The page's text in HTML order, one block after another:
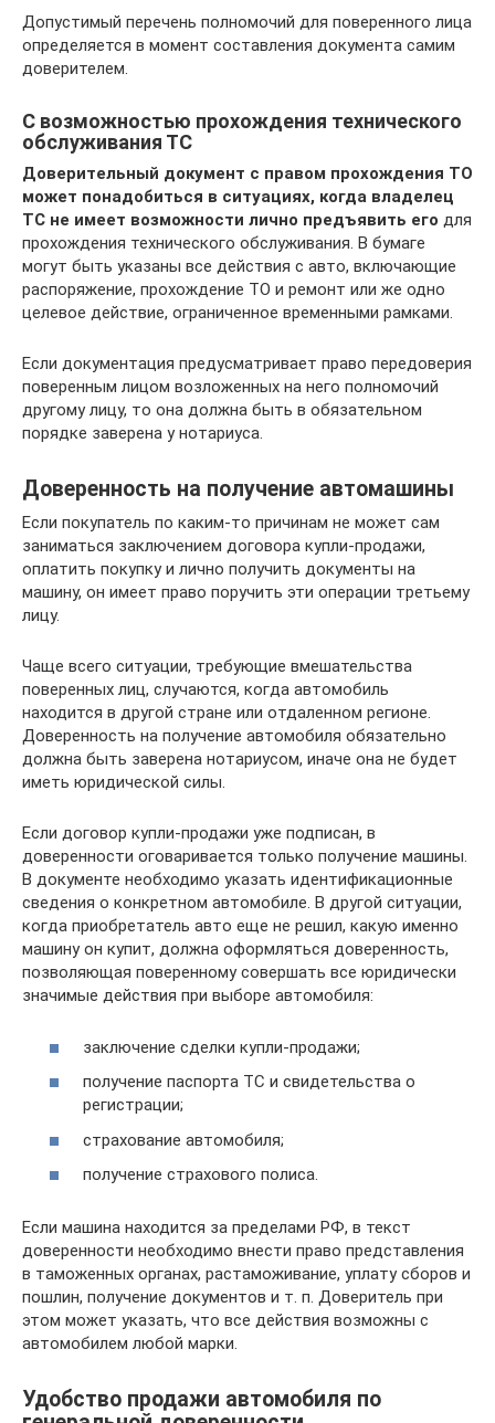
Допустимый перечень полномочий для поверенного лица
определяется в момент составления документа самим
доверителем.
С возможностью прохождения технического
обслуживания ТС
Доверительный документ с правом прохождения ТО
может понадобиться в ситуациях, когда владелец
ТС не имеет возможности лично предъявить его для
прохождения технического обслуживания. В бумаге
могут быть указаны все действия с авто, включающие
распоряжение, прохождение ТО и ремонт или же одно
целевое действие, ограниченное временными рамками.
Если документация предусматривает право передоверия
поверенным лицом возложенных на него полномочий
другому лицу, то она должна быть в обязательном
порядке заверена у нотариуса.
Доверенность на получение автомашины
Если покупатель по каким-то причинам не может сам
заниматься заключением договора купли-продажи,
оплатить покупку и лично получить документы на
машину, он имеет право поручить эти операции третьему
лицу.
Чаще всего ситуации, требующие вмешательства
поверенных лиц, случаются, когда автомобиль
находится в другой стране или отдаленном регионе.
Доверенность на получение автомобиля обязательно
должна быть заверена нотариусом, иначе она не будет
иметь юридической силы.
Если договор купли-продажи уже подписан, в
доверенности оговаривается только получение машины.
В документе необходимо указать идентификационные
сведения о конкретном автомобиле. В другой ситуации,
когда приобретатель авто еще не решил, какую именно
машину он купит, должна оформляться доверенность,
позволяющая поверенному совершать все юридически
значимые действия при выборе автомобиля:
заключение сделки купли-продажи;
получение паспорта ТС и свидетельства о
регистрации;
страхование автомобиля;
получение страхового полиса.
Если машина находится за пределами РФ, в текст
доверенности необходимо внести право представления
в таможенных органах, растаможивание, уплату сборов и
пошлин, получение документов и т. п. Доверитель при
этом может указать, что все действия возможны с
автомобилем любой марки.
Удобство продажи автомобиля по